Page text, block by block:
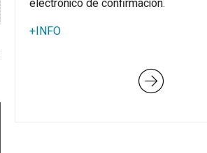
electrónico de confirmación.
+INFO